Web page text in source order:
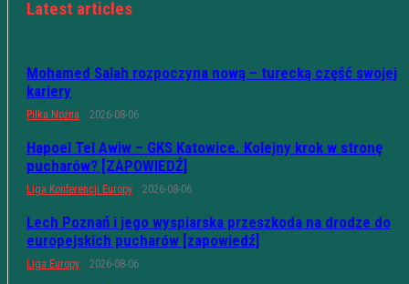
Latest articles
Mohamed Salah rozpoczyna nową – turecką część swojej
kariery
Piłka Nożna 2026-08-06
Hapoel Tel Awiw – GKS Katowice. Kolejny krok w stronę
pucharów? [ZAPOWIEDŹ]
Liga Konferencji Europy 2026-08-06
Lech Poznań i jego wyspiarska przeszkoda na drodze do
europejskich pucharów [zapowiedź]
Liga Europy 2026-08-06